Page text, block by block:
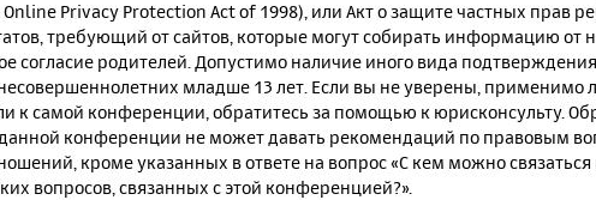
Online Privacy Protection Act of 1998), или Акт о защите частных прав
требующий от сайтов, которые могут собирать информацию от
согласие родителей. Допустимо наличие иного вида
младше 13 лет. Если вы не уверены, применимо
к самой конференции, обратитесь за помощью к юрисконсульту.
конференции не может давать рекомендаций по правовым
кроме указанных в ответе на вопрос «С кем можно
вопросов, связанных с этой конференцией?».